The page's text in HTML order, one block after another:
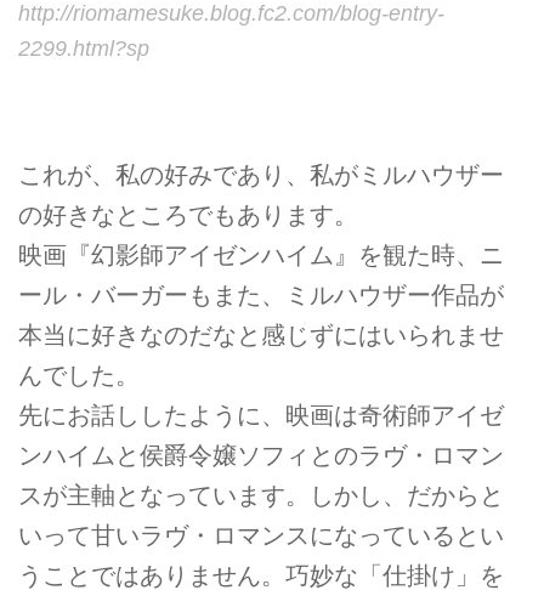
http://riomamesuke.blog.fc2.com/blog-entry-
2299.html?sp
これが、私の好みであり、私がミルハウザー
の好きなところでもあります。
映画『幻影師アイゼンハイム』を観た時、ニ
ール・バーガーもまた、ミルハウザー作品が
本当に好きなのだなと感じずにはいられませ
んでした。
先にお話ししたように、映画は奇術師アイゼ
ンハイムと侯爵令嬢ソフィとのラヴ・ロマン
スが主軸となっています。しかし、だからと
いって甘いラヴ・ロマンスになっているとい
うことではありません。巧妙な「仕掛け」を